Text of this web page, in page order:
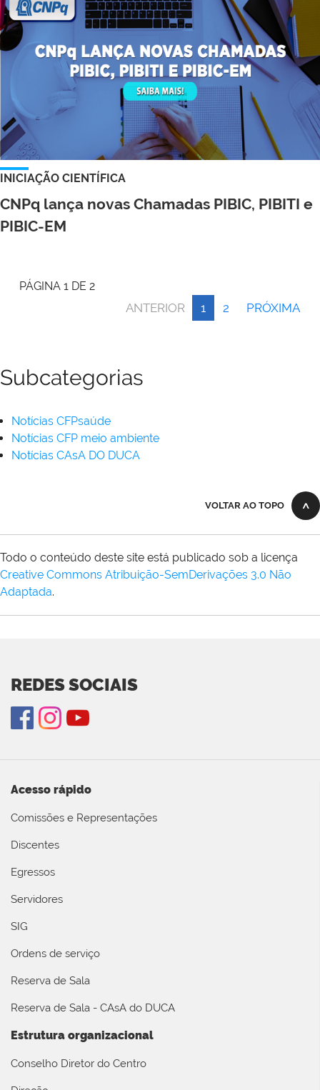
INICIAÇÃO CIENTÍFICA
CNPq lança novas Chamadas PIBIC, PIBITI e
PIBIC-EM
PÁGINA 1 DE 2
ANTERIOR 1 2 PRÓXIMA
Subcategorias
Notícias CFPsaúde
Notícias CFP meio ambiente
Notícias CAsA DO DUCA
VOLTAR AO TOPO
Todo o conteúdo deste site está publicado sob a licença
Creative Commons Atribuição-SemDerivações 3.0 Não
Adaptada.
REDES SOCIAIS
Acesso rápido
Comissões e Representações
Discentes
Egressos
Servidores
SIG
Ordens de serviço
Reserva de Sala
Reserva de Sala - CAsA do DUCA
Estrutura organizacional
Conselho Diretor do Centro